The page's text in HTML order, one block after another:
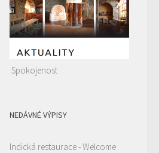
Spokojenost
NEDÁVNÉ VÝPISY
Indická restaurace - Welcome